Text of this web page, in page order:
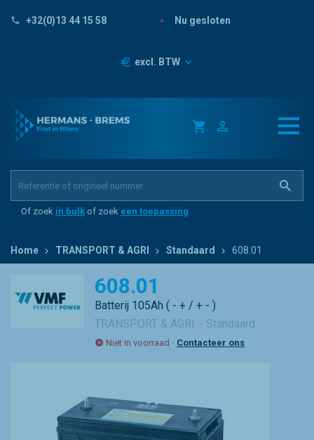
+32(0)13 44 15 58 Nu gesloten
Prijzen
excl. BTW
Of zoek in bulk of zoek een toepassing
Home TRANSPORT & AGRI Standaard 608.01
608.01
Batterij 105Ah ( - + / + - )
TRANSPORT & AGRI
Standaard
Niet in voorraad - Contacteer ons